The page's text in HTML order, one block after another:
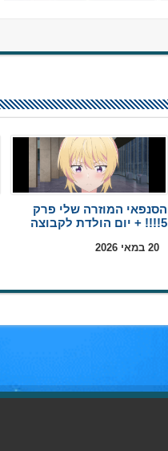
הסנפאי המוזרה שלי פרק
5!!!! + יום הולדת לקבוצה
20 במאי 2026